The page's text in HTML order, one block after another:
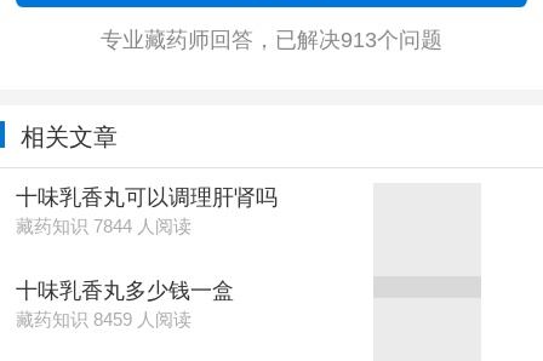
专业藏药师回答，已解决913个问题
相关文章
十味乳香丸可以调理肝肾吗
藏药知识 7844 人阅读
十味乳香丸多少钱一盒
藏药知识 8459 人阅读